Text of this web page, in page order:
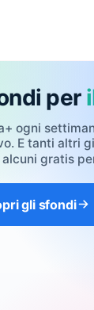
per
ogni
E tanti altri
alcuni gratis
gli sfondi